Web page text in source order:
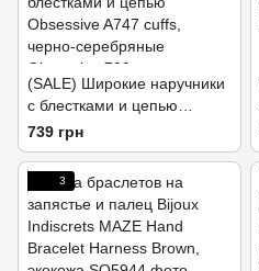
(SALE) Широкие наручники
с блестками и цепью
Obsessive A747 cuffs,
черно-серебряные
739 грн
3